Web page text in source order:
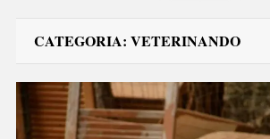
CATEGORIA: VETERINANDO